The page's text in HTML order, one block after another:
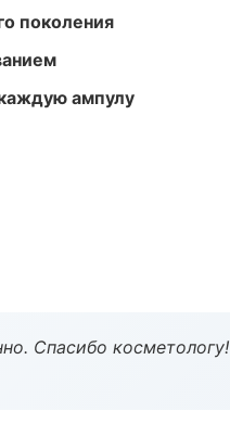
поколения
ампулу
Спасибо косметологу!